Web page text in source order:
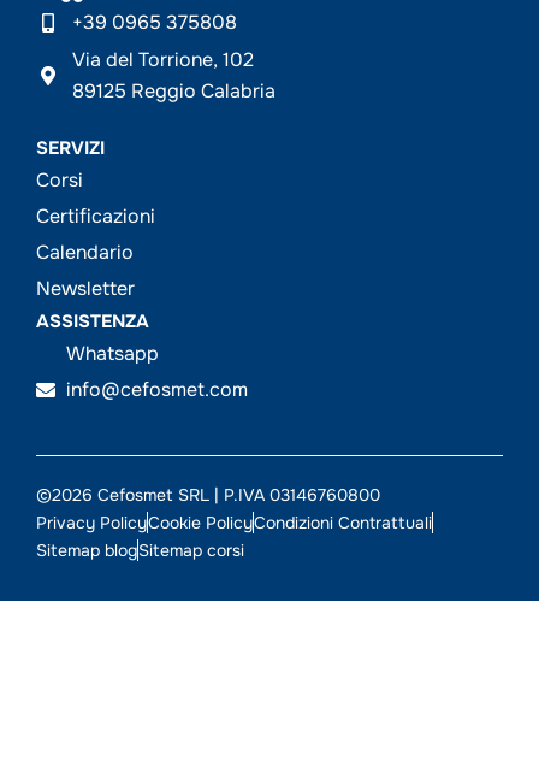
+39 0965 375808
Via del Torrione, 102
89125 Reggio Calabria
SERVIZI
Corsi
Certificazioni
Calendario
Newsletter
ASSISTENZA
Whatsapp
info@cefosmet.com
©2026 Cefosmet SRL | P.IVA 03146760800
Privacy PolicyCookie PolicyCondizioni Contrattuali
Sitemap blogSitemap corsi